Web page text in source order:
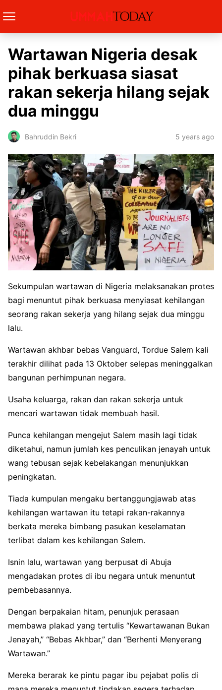
Wartawan Nigeria desak
pihak berkuasa siasat
rakan sekerja hilang sejak
dua minggu
Bahruddin Bekri 5 years ago
Sekumpulan wartawan di Nigeria melaksanakan protes
bagi menuntut pihak berkuasa menyiasat kehilangan
seorang rakan sekerja yang hilang sejak dua minggu
lalu.
Wartawan akhbar bebas Vanguard, Tordue Salem kali
terakhir dilihat pada 13 Oktober selepas meninggalkan
bangunan perhimpunan negara.
Usaha keluarga, rakan dan rakan sekerja untuk
mencari wartawan tidak membuah hasil.
Punca kehilangan mengejut Salem masih lagi tidak
diketahui, namun jumlah kes penculikan jenayah untuk
wang tebusan sejak kebelakangan menunjukkan
peningkatan.
Tiada kumpulan mengaku bertanggungjawab atas
kehilangan wartawan itu tetapi rakan-rakannya
berkata mereka bimbang pasukan keselamatan
terlibat dalam kes kehilangan Salem.
Isnin lalu, wartawan yang berpusat di Abuja
mengadakan protes di ibu negara untuk menuntut
pembebasannya.
Dengan berpakaian hitam, penunjuk perasaan
membawa plakad yang tertulis “Kewartawanan Bukan
Jenayah,” “Bebas Akhbar,” dan “Berhenti Menyerang
Wartawan.”
Mereka berarak ke pintu pagar ibu pejabat polis di